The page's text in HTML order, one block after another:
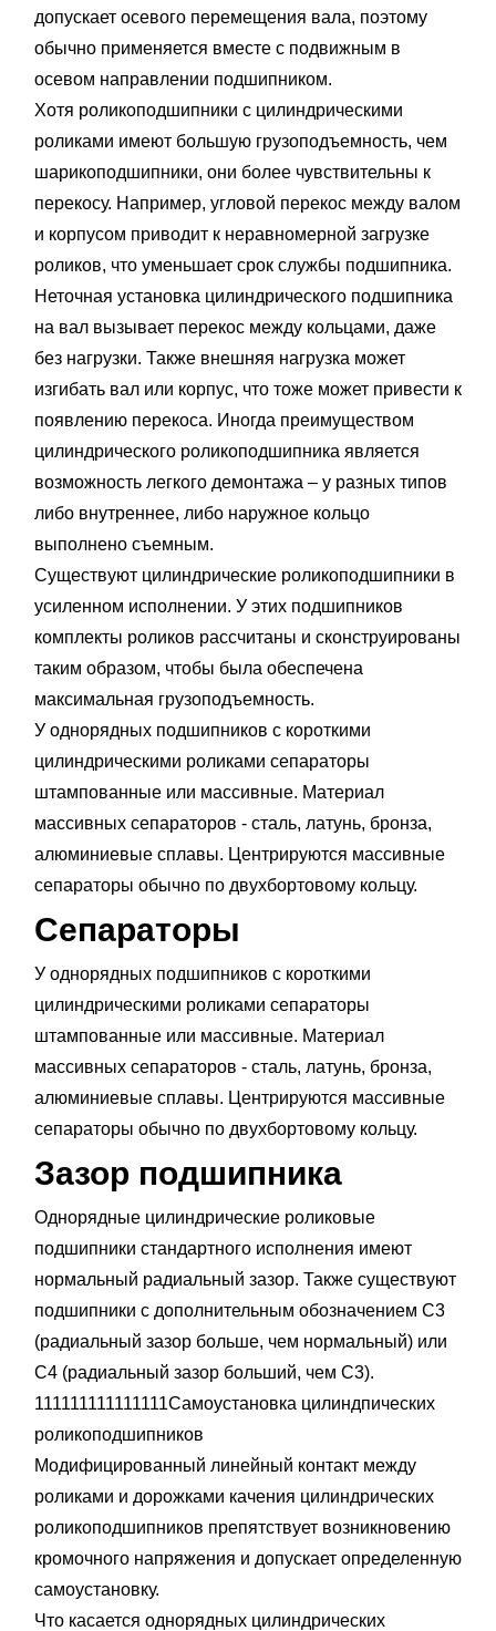
допускает осевого перемещения вала, поэтому
обычно применяется вместе с подвижным в
осевом направлении подшипником.
Хотя роликоподшипники с цилиндрическими
роликами имеют большую грузоподъемность, чем
шарикоподшипники, они более чувствительны к
перекосу. Например, угловой перекос между валом
и корпусом приводит к неравномерной загрузке
роликов, что уменьшает срок службы подшипника.
Неточная установка цилиндрического подшипника
на вал вызывает перекос между кольцами, даже
без нагрузки. Также внешняя нагрузка может
изгибать вал или корпус, что тоже может привести к
появлению перекоса. Иногда преимуществом
цилиндрического роликоподшипника является
возможность легкого демонтажа – у разных типов
либо внутреннее, либо наружное кольцо
выполнено съемным.
Существуют цилиндрические роликоподшипники в
усиленном исполнении. У этих подшипников
комплекты роликов рассчитаны и сконструированы
таким образом, чтобы была обеспечена
максимальная грузоподъемность.
У однорядных подшипников с короткими
цилиндрическими роликами сепараторы
штампованные или массивные. Материал
массивных сепараторов - сталь, латунь, бронза,
алюминиевые сплавы. Центрируются массивные
сепараторы обычно по двухбортовому кольцу.
Сепараторы
У однорядных подшипников с короткими
цилиндрическими роликами сепараторы
штампованные или массивные. Материал
массивных сепараторов - сталь, латунь, бронза,
алюминиевые сплавы. Центрируются массивные
сепараторы обычно по двухбортовому кольцу.
Зазор подшипника
Однорядные цилиндрические роликовые
подшипники стандартного исполнения имеют
нормальный радиальный зазор. Также существуют
подшипники с дополнительным обозначением С3
(радиальный зазор больше, чем нормальный) или
С4 (радиальный зазор больший, чем С3).
111111111111111Самоустановка цилиндпических
роликоподшипников
Модифицированный линейный контакт между
роликами и дорожками качения цилиндрических
роликоподшипников препятствует возникновению
кромочного напряжения и допускает определенную
самоустановку.
Что касается однорядных цилиндрических